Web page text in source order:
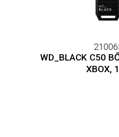
WD_BLACK C50
XBOX,